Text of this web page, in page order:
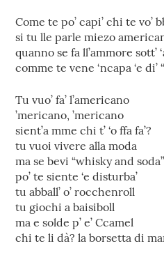
Come te po’ capi’ chi te vo’
si tu lle parle miezo
quanno se fa ll’ammore sott’
comme te vene ‘ncapa ‘e di’
Tu vuo’ fa’ l’americano
’mericano, ’mericano
sient’a mme chi t’ ‘o ffa fa’?
tu vuoi vivere alla moda
ma se bevi “whisky and soda”
po’ te siente ‘e disturba’
tu abball’ o’ rocchenroll
tu giochi a baisiboll
ma e solde p’ e’ Ccamel
chi te li dà? la borsetta di